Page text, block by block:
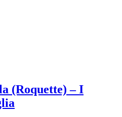
(Roquette) – I